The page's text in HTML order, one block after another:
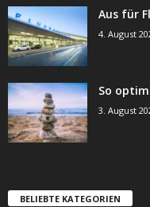
Aus für
4. August
So
3. August
BELIEBTE KATEGORIEN